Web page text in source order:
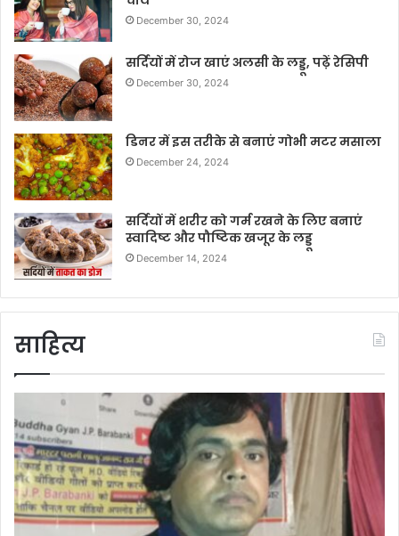
December 30, 2024
सर्दियों में रोज खाएं अलसी के लड्डू, पढ़ें रेसिपी
December 30, 2024
डिनर में इस तरीके से बनाएं गोभी मटर मसाला
December 24, 2024
सर्दियों में शरीर को गर्म रखने के लिए बनाएं
स्वादिष्ट और पौष्टिक खजूर के लड्डू
December 14, 2024
साहित्य